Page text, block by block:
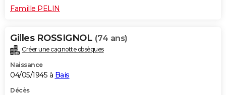
Famille PELIN
Gilles ROSSIGNOL (74 ans)
Créer une cagnotte obsèques
Naissance
04/05/1945 à Bais
Décès